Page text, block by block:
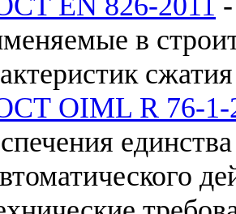
в
сжатия
OIML R 76-1-